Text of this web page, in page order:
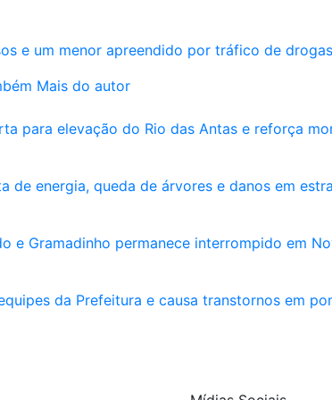
e um menor apreendido por tráfico de
Mais do autor
para elevação do Rio das Antas e reforça
de energia, queda de árvores e danos em
e Gramadinho permanece interrompido em
da Prefeitura e causa transtornos em